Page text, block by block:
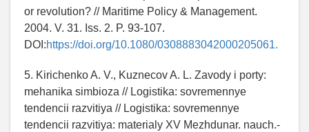
or revolution? // Maritime Policy & Management.
2004. V. 31. Iss. 2. P. 93-107.
DOI:https://doi.org/10.1080/0308883042000205061.
5. Kirichenko A. V., Kuznecov A. L. Zavody i porty:
mehanika simbioza // Logistika: sovremennye
tendencii razvitiya // Logistika: sovremennye
tendencii razvitiya: materialy XV Mezhdunar. nauch.-